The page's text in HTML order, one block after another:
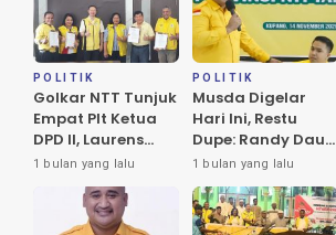
POLITIK
Golkar NTT Tunjuk
Empat Plt Ketua
DPD II, Laurens
Leba Tukan Pimpin
Flores Timur
1 bulan yang lalu
POLITIK
Musda Digelar
Hari Ini, Restu
Dupe: Randy Daud
Calon Tunggal
Ketua DPD II
Golkar Kota
Kupang
1 bulan yang lalu